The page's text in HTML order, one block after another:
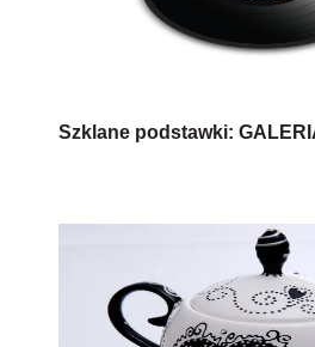
Szklane podstawki: